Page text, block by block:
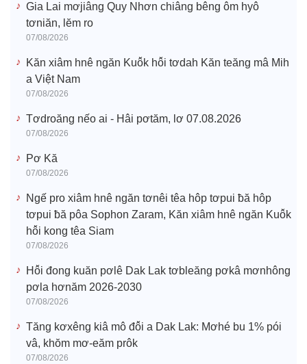
Gia Lai mơjiâng Quy Nhơn chiâng bêng ôm hyô
tơniăn, lĕm ro
07/08/2026
Kăn xiâm hnê ngăn Kuô̆k hô̆i tơdah Kăn teăng mâ Mih
a Việt Nam
07/08/2026
Tơdroăng nếo ai - Hâi pơtăm, lơ 07.08.2026
07/08/2026
Pơ Kă
07/08/2026
Ngế pro xiâm hnê ngăn tơnêi têa hôp tơpui ƀă hôp
tơpui ƀă pôa Sophon Zaram, Kăn xiâm hnê ngăn Kuô̆k
hô̆i kong têa Siam
07/08/2026
Hô̆i đong kuăn pơlê Dak Lak tơbleăng pơkâ mơnhông
pơla hơnăm 2026-2030
07/08/2026
Tăng kơxêng kiâ mô đô̆i a Dak Lak: Mơhé bu 1% pói
vâ, khŏm mơ-eăm prôk
07/08/2026